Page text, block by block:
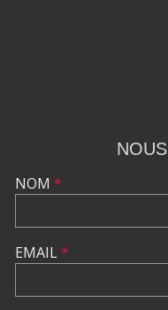
NOM *
EMAIL*